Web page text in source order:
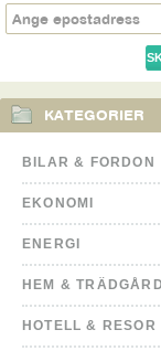
KATEGORIER
BILAR & FORDON
EKONOMI
ENERGI
HEM & TRÄDGÅRD
HOTELL & RESOR